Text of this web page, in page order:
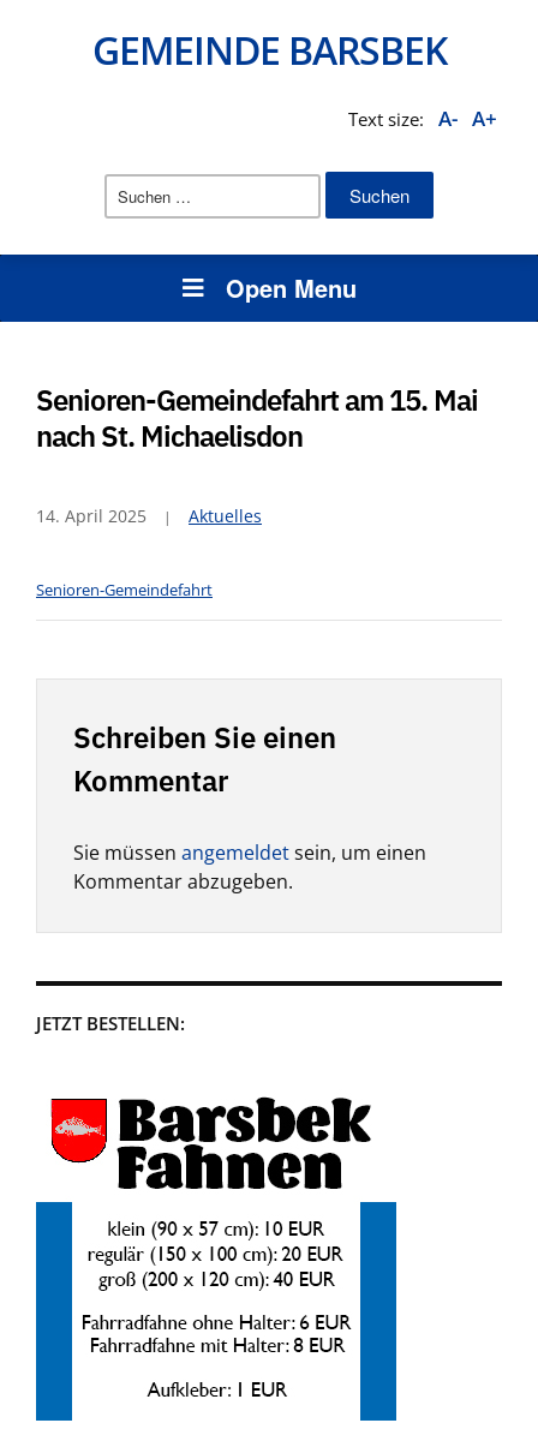
GEMEINDE BARSBEK
Text size: A- A+
Suchen
Open Menu
Senioren-Gemeindefahrt am 15. Mai
nach St. Michaelisdon
14. April 2025 Aktuelles
Senioren-Gemeindefahrt
Schreiben Sie einen
Kommentar
Sie müssen angemeldetsein, um einen
Kommentar abzugeben.
JETZT BESTELLEN: